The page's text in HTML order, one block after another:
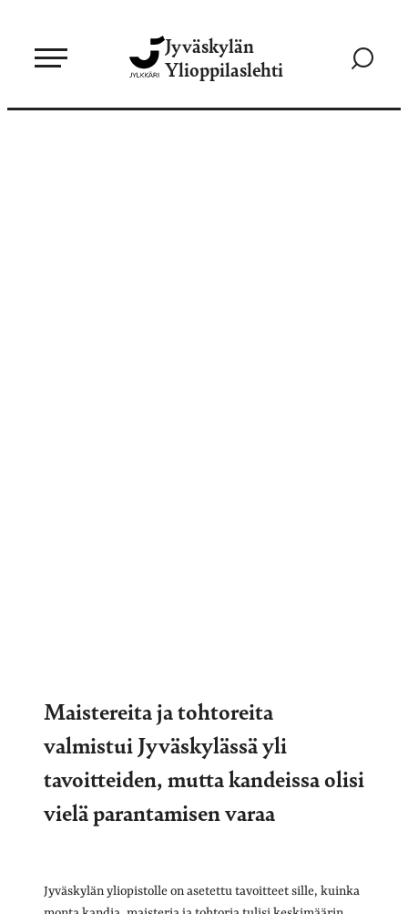
sisältöön
Jyväskylän
Ylioppilaslehti
Siirry
Maistereita ja tohtoreita
valmistui Jyväskylässä yli
tavoitteiden, mutta kandeissa olisi
vielä parantamisen varaa
Jyväskylän yliopistolle on asetettu tavoitteet sille, kuinka